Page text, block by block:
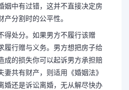
姻中有过错，这并不直接决定房
分割时的公平性。
得处分。如果男方不履行该赠
履行赠与义务。男方想把房子给
成的损失你可以起诉男方承担赔
共有财产，则适用《婚姻法》
婚还是诉讼离婚，无从解尽快办